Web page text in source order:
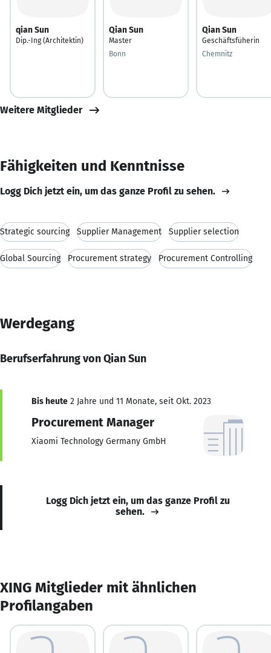
qian Sun
Dip.-Ing (Architektin)
Qian Sun
Master
Bonn
Qian Sun
Geschäftsfüherin
Chemnitz
Weitere Mitglieder
Fähigkeiten und Kenntnisse
Logg Dich jetzt ein, um das ganze Profil zu sehen.
Strategic sourcing Supplier Management Supplier selection
Global Sourcing Procurement strategy Procurement Controlling
Werdegang
Berufserfahrung von Qian Sun
Bis heute 2 Jahre und 11 Monate, seit Okt. 2023
Procurement Manager
Xiaomi Technology Germany GmbH
Logg Dich jetzt ein, um das ganze Profil zu
sehen.
XING Mitglieder mit ähnlichen
Profilangaben